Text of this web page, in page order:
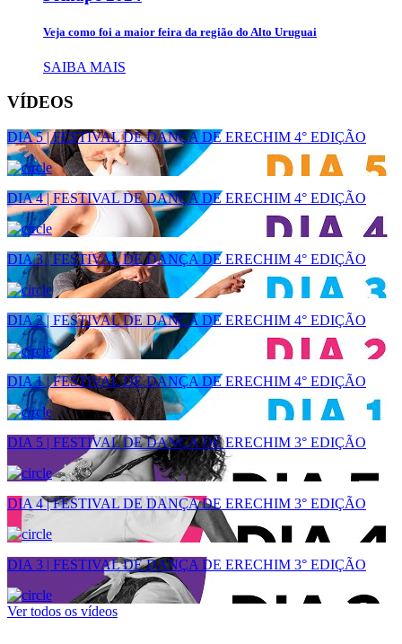
Veja como foi a maior feira da região do Alto Uruguai
SAIBA MAIS
VÍDEOS
DIA 5 | FESTIVAL DE DANÇA DE ERECHIM 4° EDIÇÃO
DIA 4 | FESTIVAL DE DANÇA DE ERECHIM 4° EDIÇÃO
DIA 3 | FESTIVAL DE DANÇA DE ERECHIM 4° EDIÇÃO
DIA 2 | FESTIVAL DE DANÇA DE ERECHIM 4° EDIÇÃO
DIA 1 | FESTIVAL DE DANÇA DE ERECHIM 4° EDIÇÃO
DIA 5 | FESTIVAL DE DANÇA DE ERECHIM 3° EDIÇÃO
DIA 4 | FESTIVAL DE DANÇA DE ERECHIM 3° EDIÇÃO
DIA 3 | FESTIVAL DE DANÇA DE ERECHIM 3° EDIÇÃO
Ver todos os vídeos